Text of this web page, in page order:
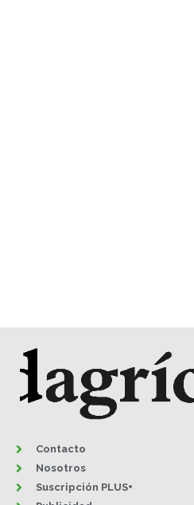
Contacto
Nosotros
Suscripción PLUS+